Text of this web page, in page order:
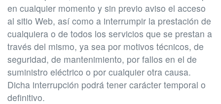
en cualquier momento y sin previo aviso el acceso
al sitio Web, así como a interrumpir la prestación de
cualquiera o de todos los servicios que se prestan a
través del mismo, ya sea por motivos técnicos, de
seguridad, de mantenimiento, por fallos en el de
suministro eléctrico o por cualquier otra causa.
Dicha interrupción podrá tener carácter temporal o
definitivo.